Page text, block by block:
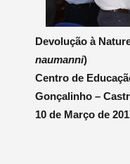
Devolução à
naumanni)
Centro de
Gonçalinho –
10 de Março de